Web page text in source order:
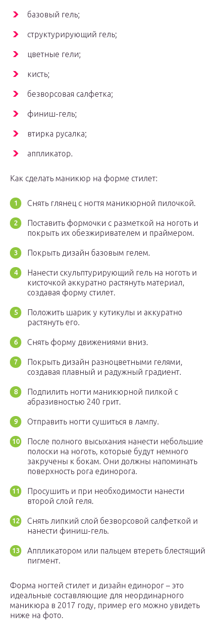
базовый гель;
структурирующий гель;
цветные гели;
кисть;
безворсовая салфетка;
финиш-гель;
втирка русалка;
аппликатор.
Как сделать маникюр на форме стилет:
Снять глянец с ногтя маникюрной пилочкой.
Поставить формочки с разметкой на ноготь и
покрыть их обезжиривателем и праймером.
Покрыть дизайн базовым гелем.
Нанести скульптурирующий гель на ноготь и
кисточкой аккуратно растянуть материал,
создавая форму стилет.
Положить шарик у кутикулы и аккуратно
растянуть его.
Снять форму движениями вниз.
Покрыть дизайн разноцветными гелями,
создавая плавный и радужный градиент.
Подпилить ногти маникюрной пилкой с
абразивностью 240 грит.
Отправить ногти сушиться в лампу.
После полного высыхания нанести небольшие
полоски на ноготь, которые будут немного
закручены к бокам. Они должны напоминать
поверхность рога единорога.
Просушить и при необходимости нанести
второй слой геля.
Снять липкий слой безворсовой салфеткой и
нанести финиш-гель.
Аппликатором или пальцем втереть блестящий
пигмент.
Форма ногтей стилет и дизайн единорог – это
идеальные составляющие для неординарного
маникюра в 2017 году, пример его можно увидеть
ниже на фото.